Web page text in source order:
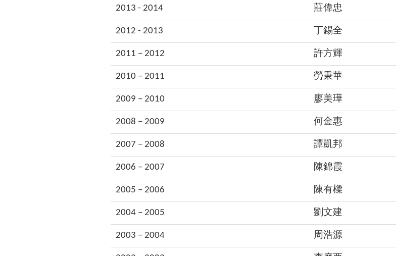
2013 - 2014 莊偉忠
2012 - 2013 丁錫全
2011 – 2012 許方輝
2010 – 2011 勞秉華
2009 – 2010 廖美璍
2008 – 2009 何金惠
2007 – 2008 譚凱邦
2006 – 2007 陳錦霞
2005 – 2006 陳有樑
2004 – 2005 劉文建
2003 – 2004 周浩源